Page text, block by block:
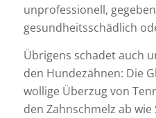
unprofessionell,
gesundheitsschädlich
Übrigens schadet auch
den Hundezähnen: Die
wollige Überzug von
den Zahnschmelz ab